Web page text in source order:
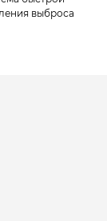
выброса